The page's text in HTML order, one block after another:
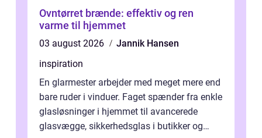
Ovntørret brænde: effektiv og ren
varme til hjemmet
03 august 2026
Jannik Hansen
inspiration
En glarmester arbejder med meget mere end
bare ruder i vinduer. Faget spænder fra enkle
glasløsninger i hjemmet til avancerede
glasvægge, sikkerhedsglas i butikker og